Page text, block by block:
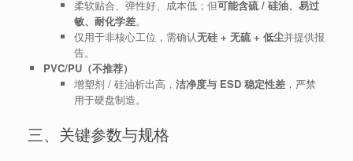
柔软贴合、弹性好、成本低；但可能含硫 / 硅油、易过
敏、耐化学差。
仅用于非核心工位，需确认无硅 + 无硫 + 低尘并提供报
告。
PVC/PU（不推荐）
增塑剂 / 硅油析出高， 洁净度与 ESD 稳定性差，严禁
用于硬盘制造。
三、关键参数与规格